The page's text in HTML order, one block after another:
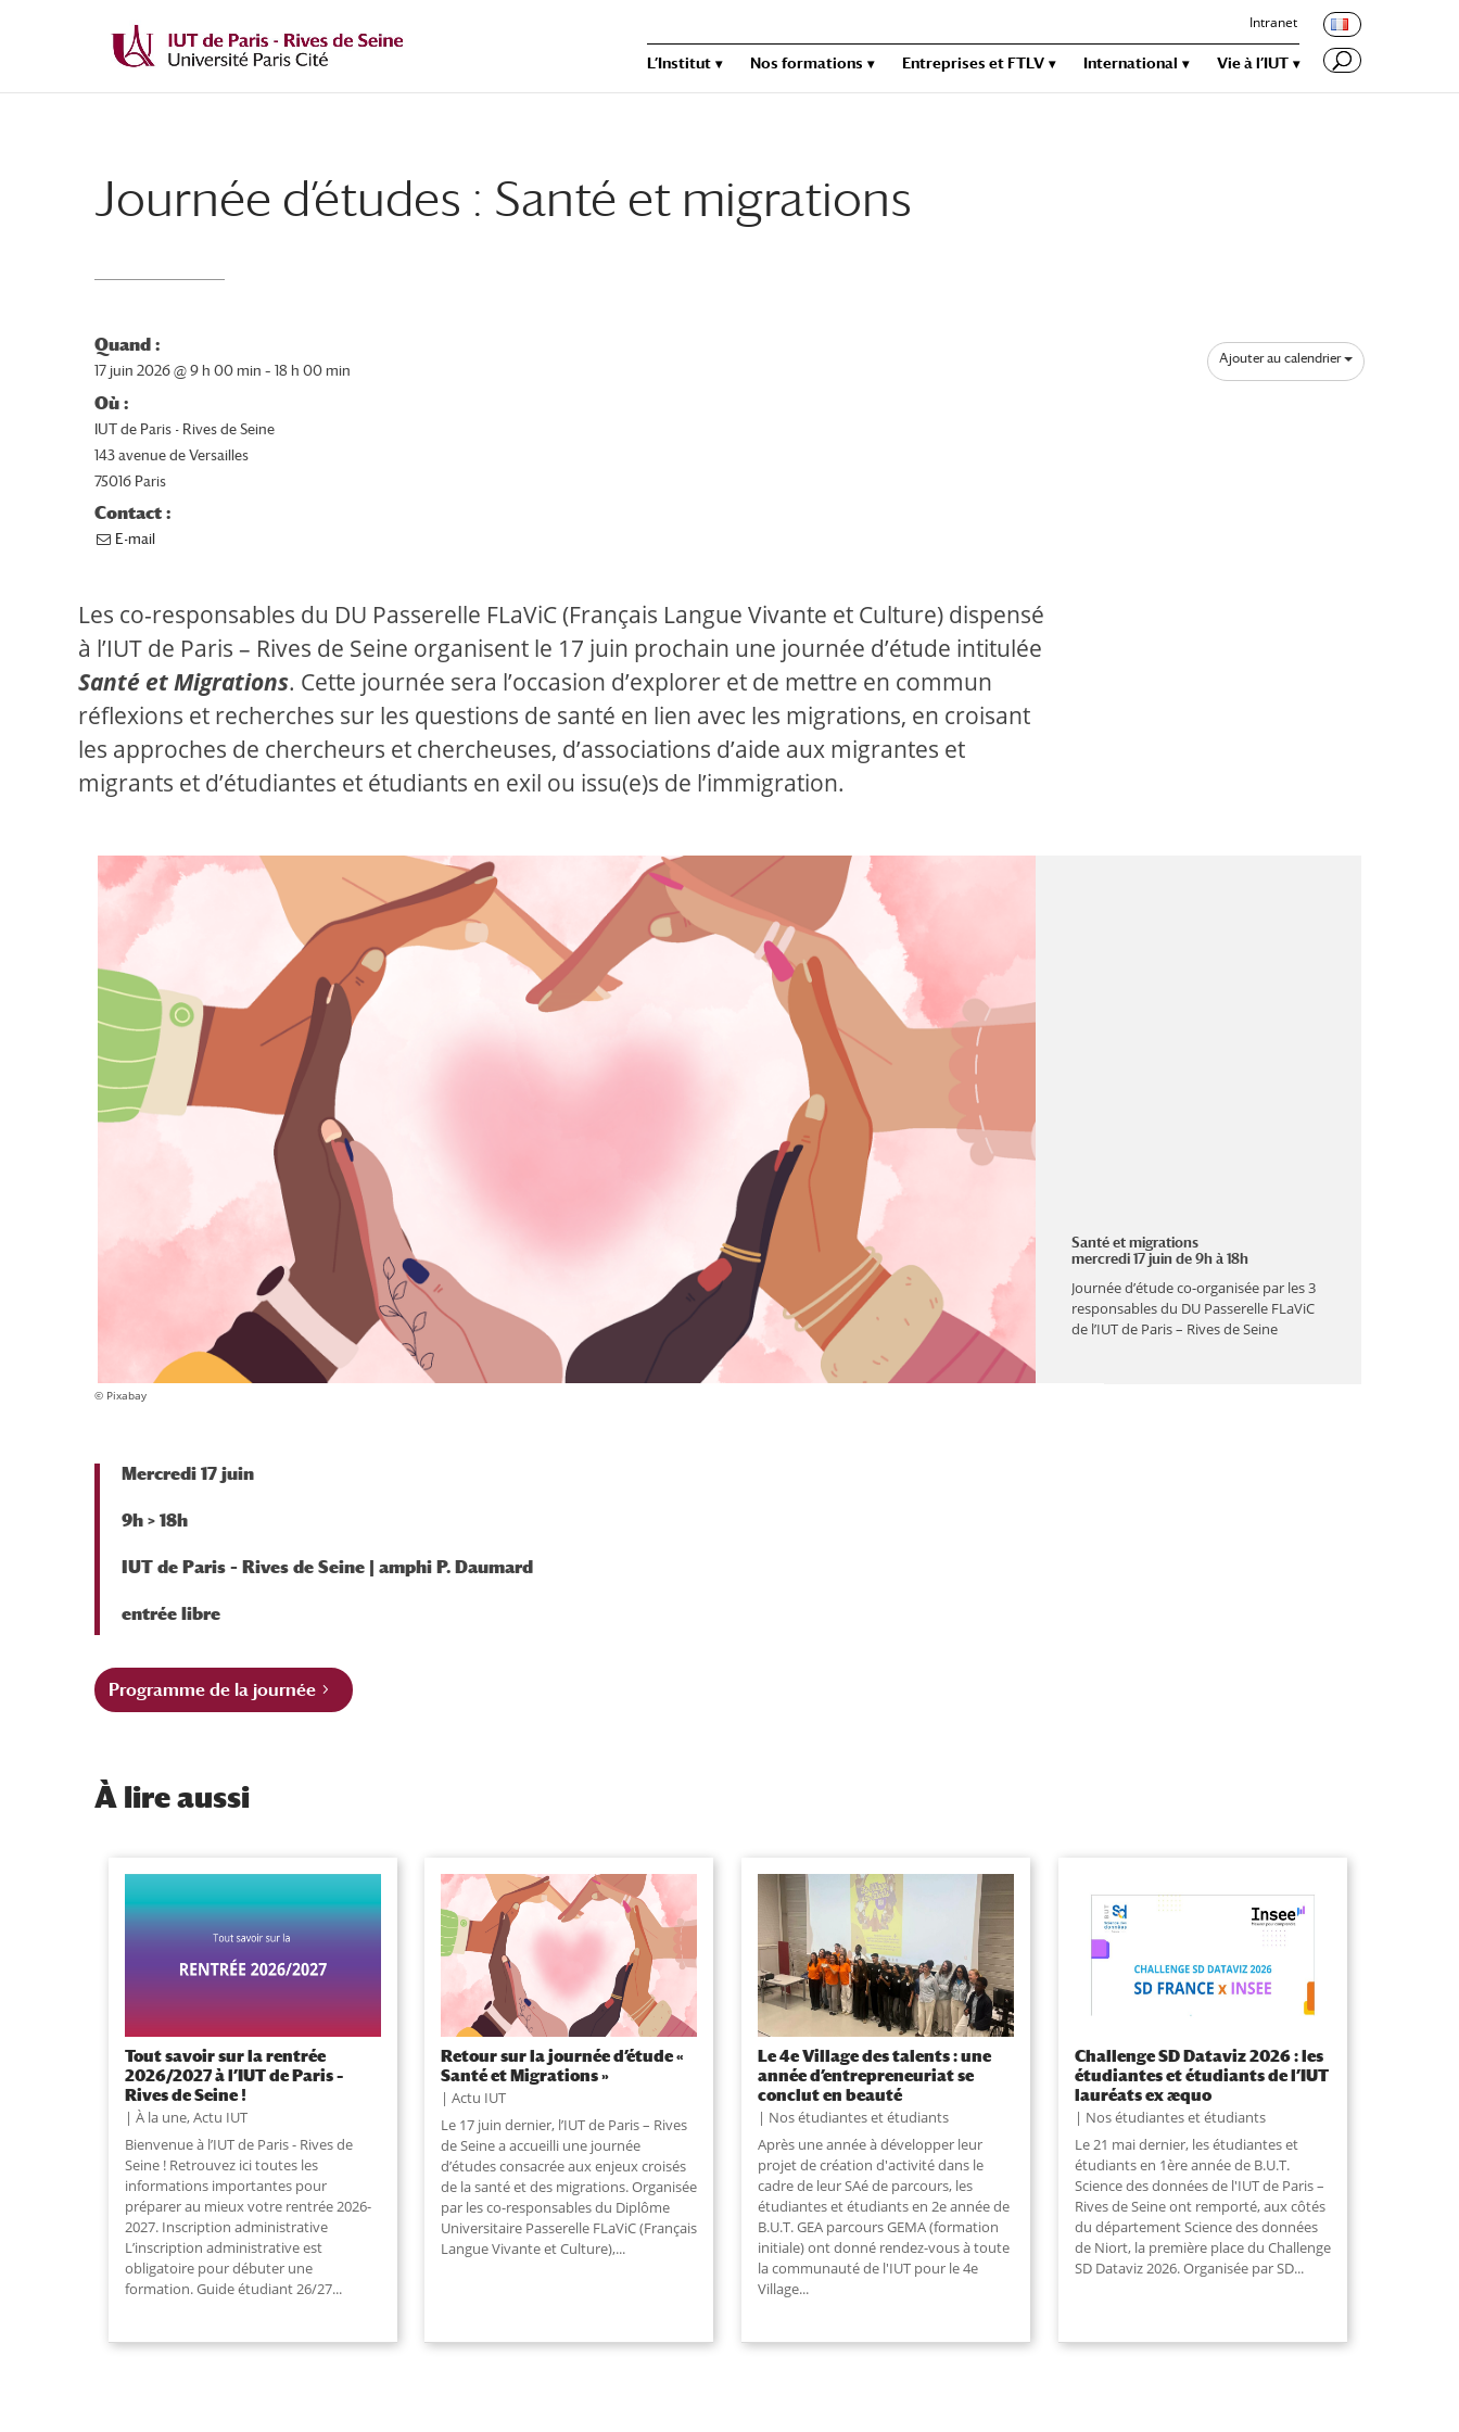
Intranet
L’Institut Nos formations Entreprises et FTLV International Vie à l’IUT
Journée d’études : Santé et migrations
Ajouter au calendrier
Quand :
17 juin 2026 @ 9 h 00 min – 18 h 00 min
Où :
IUT de Paris - Rives de Seine
143 avenue de Versailles
75016 Paris
Contact :
E-mail
Les co-responsables du DU Passerelle FLaViC (Français Langue Vivante et Culture) dispensé
à l’IUT de Paris – Rives de Seine organisent le 17 juin prochain une journée d’étude intitulée
Santé et Migrations. Cette journée sera l’occasion d’explorer et de mettre en commun
réflexions et recherches sur les questions de santé en lien avec les migrations, en croisant
les approches de chercheurs et chercheuses, d’associations d’aide aux migrantes et
migrants et d’étudiantes et étudiants en exil ou issu(e)s de l’immigration.
Santé et migrations
mercredi 17 juin de 9h à 18h
Journée d’étude co-organisée par les 3
responsables du DU Passerelle FLaViC
de l’IUT de Paris – Rives de Seine
© Pixabay
Mercredi 17 juin
9h > 18h
IUT de Paris – Rives de Seine | amphi P. Daumard
entrée libre
Programme de la journée
À lire aussi
Tout savoir sur la rentrée
2026/2027 à l’IUT de Paris –
Rives de Seine !
À la une,Actu IUT
Bienvenue à l’IUT de Paris - Rives de
Seine ! Retrouvez ici toutes les
informations importantes pour
préparer au mieux votre rentrée 2026-
2027. Inscription administrative
L’inscription administrative est
obligatoire pour débuter une
formation. Guide étudiant 26/27...
Retour sur la journée d’étude «
Santé et Migrations »
Actu IUT
Le 17 juin dernier, l’IUT de Paris – Rives
de Seine a accueilli une journée
d’études consacrée aux enjeux croisés
de la santé et des migrations. Organisée
par les co-responsables du Diplôme
Universitaire Passerelle FLaViC (Français
Langue Vivante et Culture),...
Le 4e Village des talents : une
année d’entrepreneuriat se
conclut en beauté
Nos étudiantes et étudiants
Après une année à développer leur
projet de création d'activité dans le
cadre de leur SAé de parcours, les
étudiantes et étudiants en 2e année de
B.U.T. GEA parcours GEMA (formation
initiale) ont donné rendez-vous à toute
la communauté de l'IUT pour le 4e
Village...
Challenge SD Dataviz 2026 : les
étudiantes et étudiants de l’IUT
lauréats ex æquo
Nos étudiantes et étudiants
Le 21 mai dernier, les étudiantes et
étudiants en 1ère année de B.U.T.
Science des données de l'IUT de Paris –
Rives de Seine ont remporté, aux côtés
du département Science des données
de Niort, la première place du Challenge
SD Dataviz 2026. Organisée par SD...